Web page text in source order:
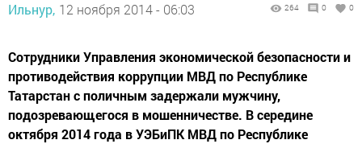
Ильнур, 12 ноября 2014 - 06:03 264 0 0
Сотрудники Управления экономической безопасности и
противодействия коррупции МВД по Республике
Татарстан c поличным задержали мужчину,
подозревающегося в мошенничестве. В середине
октября 2014 года в УЭБиПК МВД по Республике